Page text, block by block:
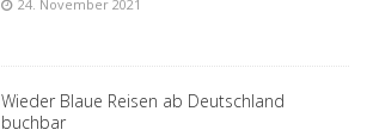
24. November 2021
Wieder Blaue Reisen ab Deutschland
buchbar